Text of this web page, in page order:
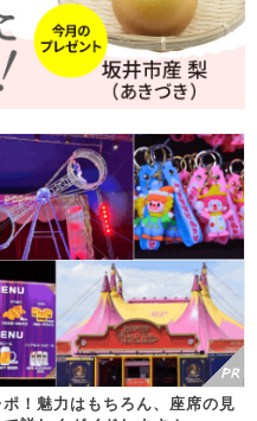
！魅力はもちろん、座席の見